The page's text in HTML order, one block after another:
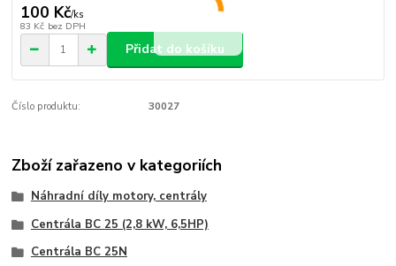
100 Kč/ks
83 Kč bez DPH
Přidat do košíku
Číslo produktu: 30027
Zboží zařazeno v kategoriích
Náhradní díly motory, centrály
Centrála BC 25 (2,8 kW, 6,5HP)
Centrála BC 25N